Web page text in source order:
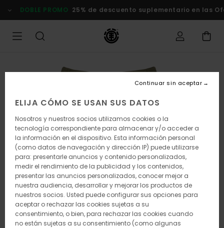
la
DOBLE PROMO 25% de descuento suplementario en las
ELIJA CÓMO SE USAN SUS DATOS
Nosotros y nuestros socios utilizamos cookies o la
tecnología correspondiente para almacenar y/o acceder a
la información en el dispositivo. Esta información personal
(como datos de navegación y dirección IP) puede utilizarse
para: presentarle anuncios y contenido personalizados,
medir el rendimiento de la publicidad y los contenidos,
presentar las anuncios personalizados, conocer mejor a
nuestra audiencia, desarrollar y mejorar los productos de
nuestros socios. Usted puede configurar sus opciones para
aceptar o rechazar las cookies sujetas a su
consentimiento, o bien, para rechazar las cookies cuando
no están sujetas a su consentimiento (como algunas
Continuar sin aceptar